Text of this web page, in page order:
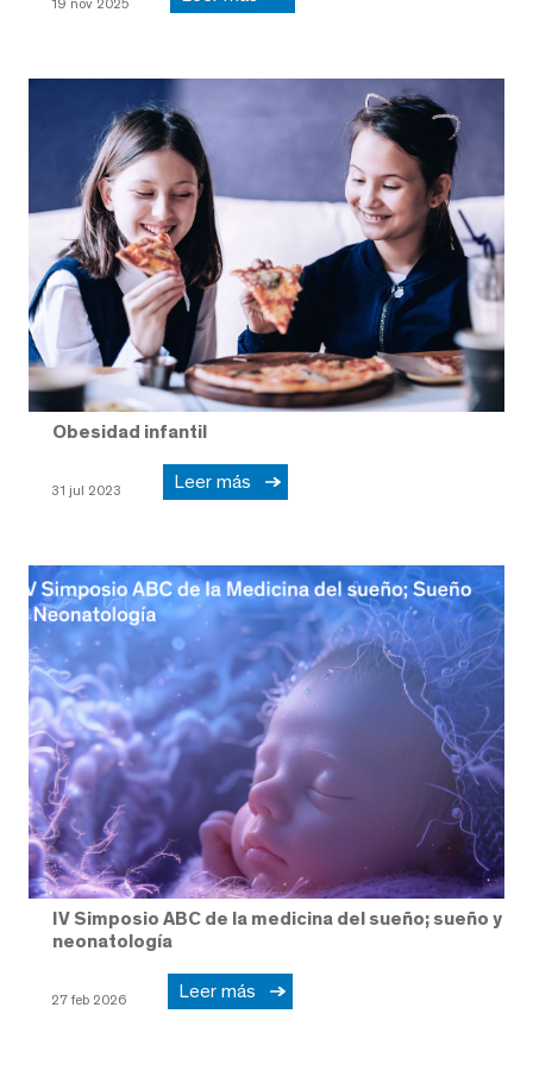
19 nov 2025
Obesidad infantil
31 jul 2023 Leer más
IV Simposio ABC de la medicina del sueño; sueño y
neonatología
27 feb 2026 Leer más